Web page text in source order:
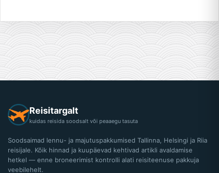
Reisitargalt
kuidas reisida soodsalt või peaaegu tasuta
Soodsaimad lennu- ja majutuspakkumised Tallinna, Helsingi ja Riia
reisijale. Kõik hinnad ja kuupäevad kehtivad artikli avaldamise
hetkel — enne broneerimist kontrolli alati reisiteenuse pakkuja
veebilehelt.